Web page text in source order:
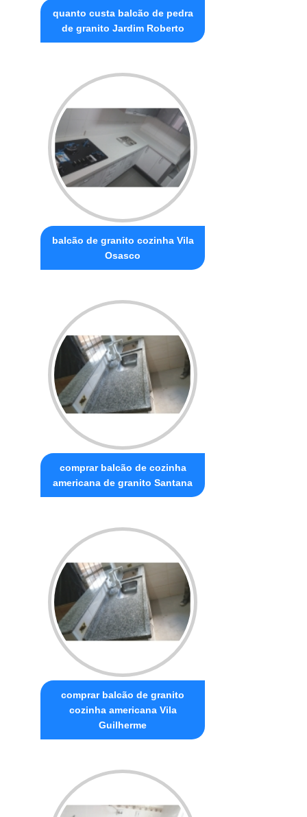
quanto custa balcão de pedra
de granito Jardim Roberto
balcão de granito cozinha Vila
Osasco
comprar balcão de cozinha
americana de granito Santana
comprar balcão de granito
cozinha americana Vila
Guilherme